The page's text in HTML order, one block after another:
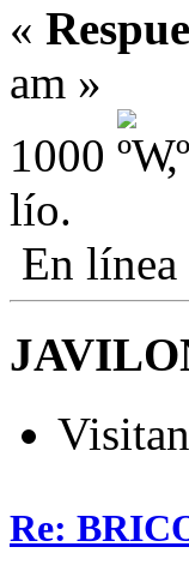
«
am »
1000
,
lío.
En línea
Re: